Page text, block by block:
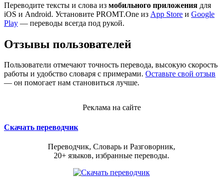
Переводите тексты и слова из мобильного приложения для
iOS и Android. Установите PROMT.One из App Store и Google
Play — переводы всегда под рукой.
Отзывы пользователей
Пользователи отмечают точность перевода, высокую скорость
работы и удобство словаря с примерами. Оставьте свой отзыв
— он помогает нам становиться лучше.
Реклама на сайте
Скачать переводчик
Переводчик, Словарь и Разговорник,
20+ языков, избранные переводы.